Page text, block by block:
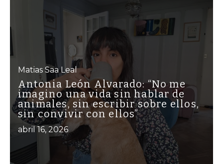
Matias Saa Leal
Antonia León Alvarado: “No me
imagino una vida sin hablar de
animales, sin escribir sobre ellos,
sin convivir con ellos”
abril 16, 2026